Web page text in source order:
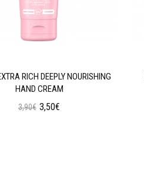
RICH DEEPLY NOURISHING
HAND CREAM
3,90€ 3,50€